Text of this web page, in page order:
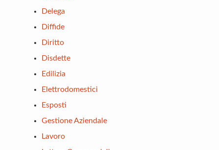
Delega
Diffide
Diritto
Disdette
Edilizia
Elettrodomestici
Esposti
Gestione Aziendale
Lavoro